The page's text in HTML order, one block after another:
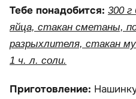
Тебе понадобится: 300 г
яйца, стакан сметаны,
разрыхлителя, стакан
1 ч. л. соли.
Приготовление: